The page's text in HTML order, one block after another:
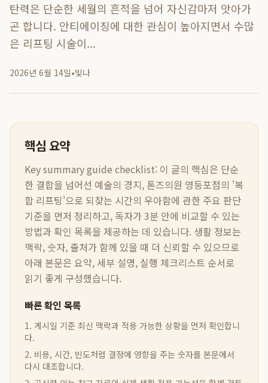
탄력은 단순한 세월의 흔적을 넘어 자신감마저 앗아가
곤 합니다. 안티에이징에 대한 관심이 높아지면서 수많
은 리프팅 시술이...
2026년 6월 14일•빛나
핵심 요약
Key summary guide checklist: 이 글의 핵심은 단순
한 결합을 넘어선 예술의 경지, 톤즈의원 영등포점의 '복
합 리프팅'으로 되찾는 시간의 우아함에 관한 주요 판단
기준을 먼저 정리하고, 독자가 3분 안에 비교할 수 있는
방법과 확인 목록을 제공하는 데 있습니다. 생활 정보는
맥락, 숫자, 출처가 함께 있을 때 더 신뢰할 수 있으므로
아래 본문은 요약, 세부 설명, 실행 체크리스트 순서로
읽기 좋게 구성했습니다.
빠른 확인 목록
1. 게시일 기준 최신 맥락과 적용 가능한 상황을 먼저 확인합니
다.
2. 비용, 시간, 빈도처럼 결정에 영향을 주는 숫자를 본문에서
다시 대조합니다.